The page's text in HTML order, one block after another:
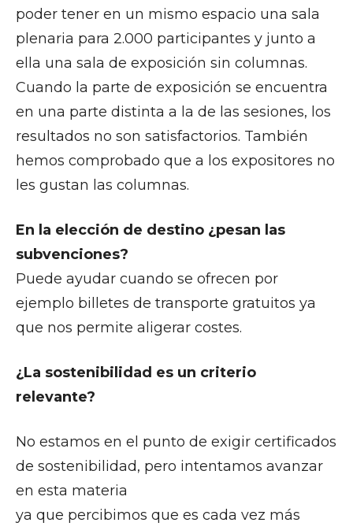
poder tener en un mismo espacio una sala
plenaria para 2.000 participantes y junto a
ella una sala de exposición sin columnas.
Cuando la parte de exposición se encuentra
en una parte distinta a la de las sesiones, los
resultados no son satisfactorios. También
hemos comprobado que a los expositores no
les gustan las columnas.
En la elección de destino ¿pesan las
subvenciones?
Puede ayudar cuando se ofrecen por
ejemplo billetes de transporte gratuitos ya
que nos permite aligerar costes.
¿La sostenibilidad es un criterio
relevante?
No estamos en el punto de exigir certificados
de sostenibilidad, pero intentamos avanzar
en esta materia
ya que percibimos que es cada vez más